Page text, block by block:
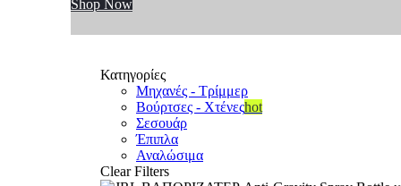
Shop Now
Κατηγορίες
Μηχανές - Τρίμμερ
Βούρτσες - Χτένεςhot
Σεσουάρ
Έπιπλα
Αναλώσιμα
Clear Filters